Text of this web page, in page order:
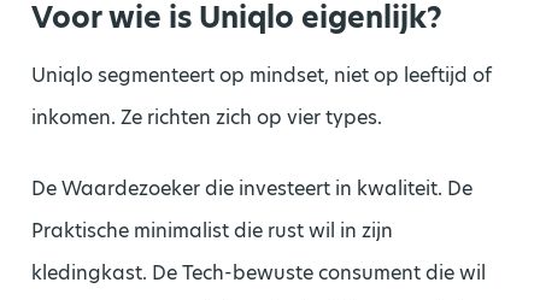
Voor wie is Uniqlo eigenlijk?
Uniqlo segmenteert op mindset, niet op leeftijd of
inkomen. Ze richten zich op vier types.
De Waardezoeker die investeert in kwaliteit. De
Praktische minimalist die rust wil in zijn
kledingkast. De Tech-bewuste consument die wil